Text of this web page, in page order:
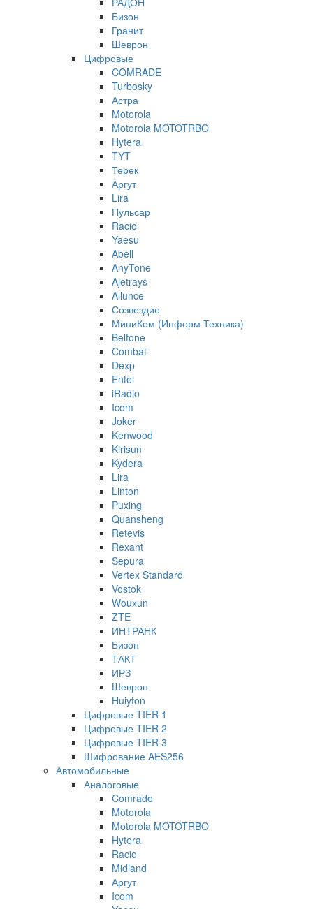
Бизон
Гранит
Шеврон
Цифровые
COMRADE
Turbosky
Астра
Motorola
Motorola MOTOTRBO
Hytera
TYT
Терек
Аргут
Lira
Пульсар
Racio
Yaesu
Abell
AnyTone
Ajetrays
Ailunce
Созвездие
МиниКом (Информ Техника)
Belfone
Combat
Dexp
Entel
iRadio
Icom
Joker
Kenwood
Kirisun
Kydera
Lira
Linton
Puxing
Quansheng
Retevis
Rexant
Sepura
Vertex Standard
Vostok
Wouxun
ZTE
ИНТРАНК
Бизон
ТАКТ
ИРЗ
Шеврон
Huiyton
Цифровые TIER 1
Цифровые TIER 2
Цифровые TIER 3
Шифрование AES256
Автомобильные
Аналоговые
Comrade
Motorola
Motorola MOTOTRBO
Hytera
Racio
Midland
Аргут
Icom